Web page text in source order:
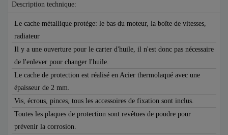
Description technique:
Le cache métallique protège: le bas du moteur, la boîte de vitesses,
radiateur
Il y a une ouverture pour le carter d'huile, il n'est donc pas nécessaire
de l'enlever pour changer l'huile.
Le cache de protection est réalisé en Acier thermolaqué avec une
épaisseur de 2 mm.
Vis, écrous, pinces, tous les accessoires de fixation sont inclus.
Toutes les plaques de protection sont revêtues de poudre pour
prévenir la corrosion.